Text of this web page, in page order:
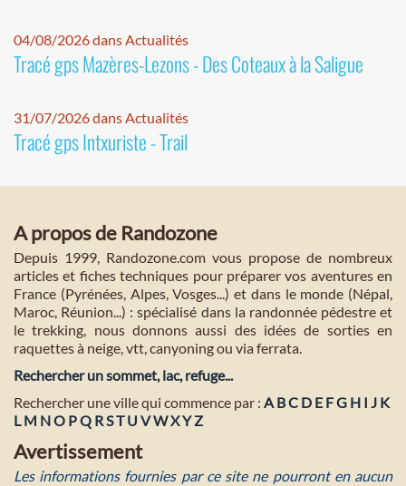
04/08/2026 dans Actualités
Tracé gps Mazères-Lezons - Des Coteaux à la Saligue
31/07/2026 dans Actualités
Tracé gps Intxuriste - Trail
A propos de Randozone
Depuis 1999, Randozone.com vous propose de nombreux
articles et fiches techniques pour préparer vos aventures en
France (Pyrénées, Alpes, Vosges...) et dans le monde (Népal,
Maroc, Réunion...) : spécialisé dans la randonnée pédestre et
le trekking, nous donnons aussi des idées de sorties en
raquettes à neige, vtt, canyoning ou via ferrata.
Rechercher un sommet, lac, refuge...
Rechercher une ville qui commence par : A BC D E FG H I J K
L M NO PQ RST U VWXYZ
Avertissement
Les informations fournies par ce site ne pourront en aucun